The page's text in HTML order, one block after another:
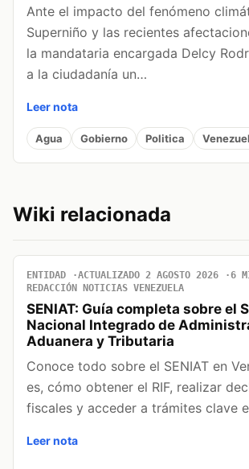
Ante el impacto del fenómeno
Superniño y las recientes
la mandataria encargada Delcy
a la ciudadanía un…
Leer nota
Agua Gobierno Politica
Wiki relacionada
ENTIDAD ACTUALIZADO 2 AGOSTO 2026
6
REDACCIÓN NOTICIAS VENEZUELA
SENIAT: Guía completa sobre el
Nacional Integrado de
Aduanera y Tributaria
Conoce todo sobre el SENIAT en
es, cómo obtener el RIF, realizar
fiscales y acceder a trámites clave
Leer nota